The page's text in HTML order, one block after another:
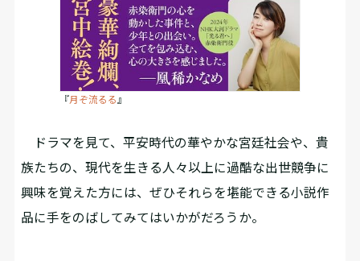
『月ぞ流るる 』
ドラマを見て、平安時代の華やかな宮廷社会や、貴
族たちの、現代を生きる人々以上に過酷な出世競争に
興味を覚えた方には、ぜひそれらを堪能できる小説作
品に手をのばしてみてはいかがだろうか。